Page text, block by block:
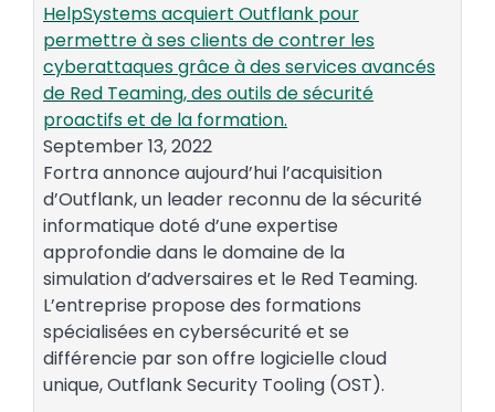
HelpSystems acquiert Outflank pour
permettre à ses clients de contrer les
cyberattaques grâce à des services avancés
de Red Teaming, des outils de sécurité
proactifs et de la formation.
September 13, 2022
Fortra annonce aujourd’hui l’acquisition
d’Outflank, un leader reconnu de la sécurité
informatique doté d’une expertise
approfondie dans le domaine de la
simulation d’adversaires et le Red Teaming.
L’entreprise propose des formations
spécialisées en cybersécurité et se
différencie par son offre logicielle cloud
unique, Outflank Security Tooling (OST).